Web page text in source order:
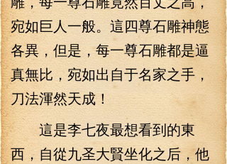
宛如巨人一般。這四尊石雕神態
各異，但是，每一尊石雕都是逼
真無比，宛如出自于名家之手，
刀法渾然天成！
這是李七夜最想看到的東
西，自從九圣大賢坐化之后，他